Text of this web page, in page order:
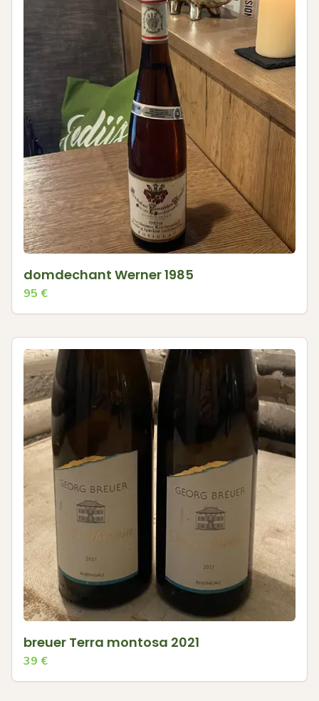
domdechant Werner 1985
95 €
breuer Terra montosa 2021
39 €